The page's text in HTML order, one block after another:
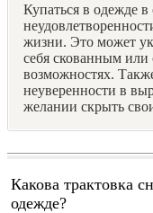
Купаться в одежде
жизни. Это может
себя скованным
возможностях.
неуверенности в
желании скрыть
Какова трактовка
одежде?